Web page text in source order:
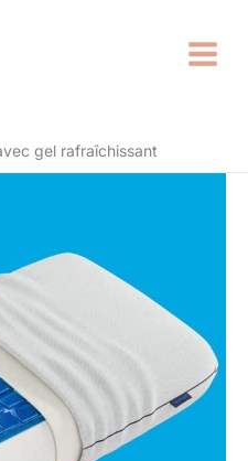
gel rafraîchissant